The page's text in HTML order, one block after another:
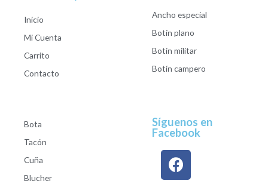
Inicio
Mi Cuenta
Carrito
Contacto
Ancho especial
Botín plano
Botín militar
Botín campero
Bota
Tacón
Cuña
Blucher
Síguenos en
Facebook